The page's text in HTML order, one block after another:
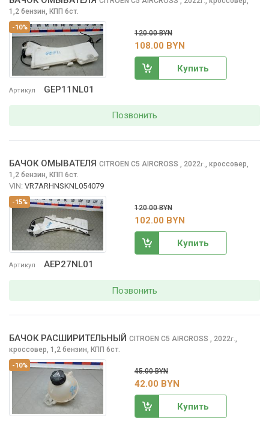
-10%
Артикул GEP11NL01
1,2 бензин, КПП 6ст.
120.00 BYN
108.00 BYN
Купить
Позвонить
-15%
Артикул AEP27NL01
БАЧОК ОМЫВАТЕЛЯ CITROEN C5 AIRCROSS , 2022г.
кроссовер,
1,2 бензин, КПП 6ст.
VIN: VR7ARHNSKNL054079
120.00 BYN
102.00 BYN
Купить
Позвонить
-10%
БАЧОК РАСШИРИТЕЛЬНЫЙ CITROEN C5 AIRCROSS , 2022г.
кроссовер, 1,2 бензин, КПП 6ст.
45.00 BYN
42.00 BYN
Купить